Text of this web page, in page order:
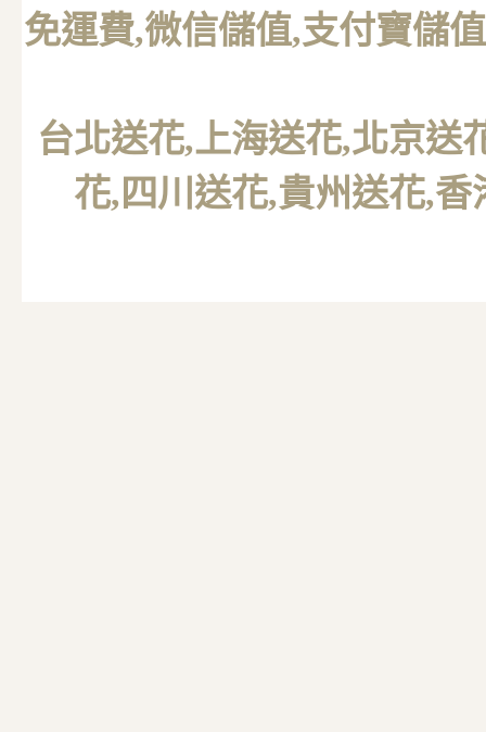
免運費,微信儲值,支付寶儲
台北送花,上海送花,北京送
花,四川送花,貴州送花,